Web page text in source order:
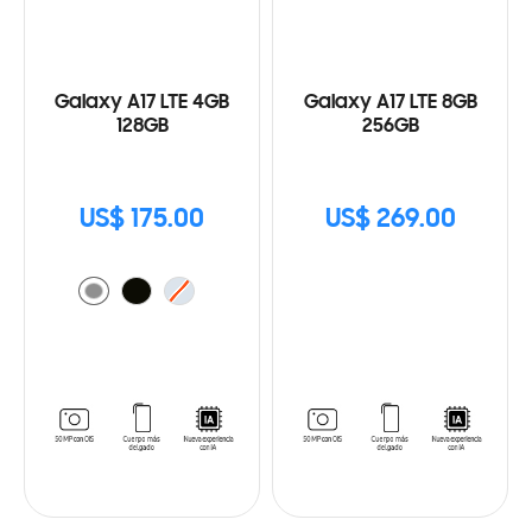
Galaxy A17 LTE 4GB
128GB
US$ 175.00
Galaxy A17 LTE 8GB
256GB
US$ 269.00